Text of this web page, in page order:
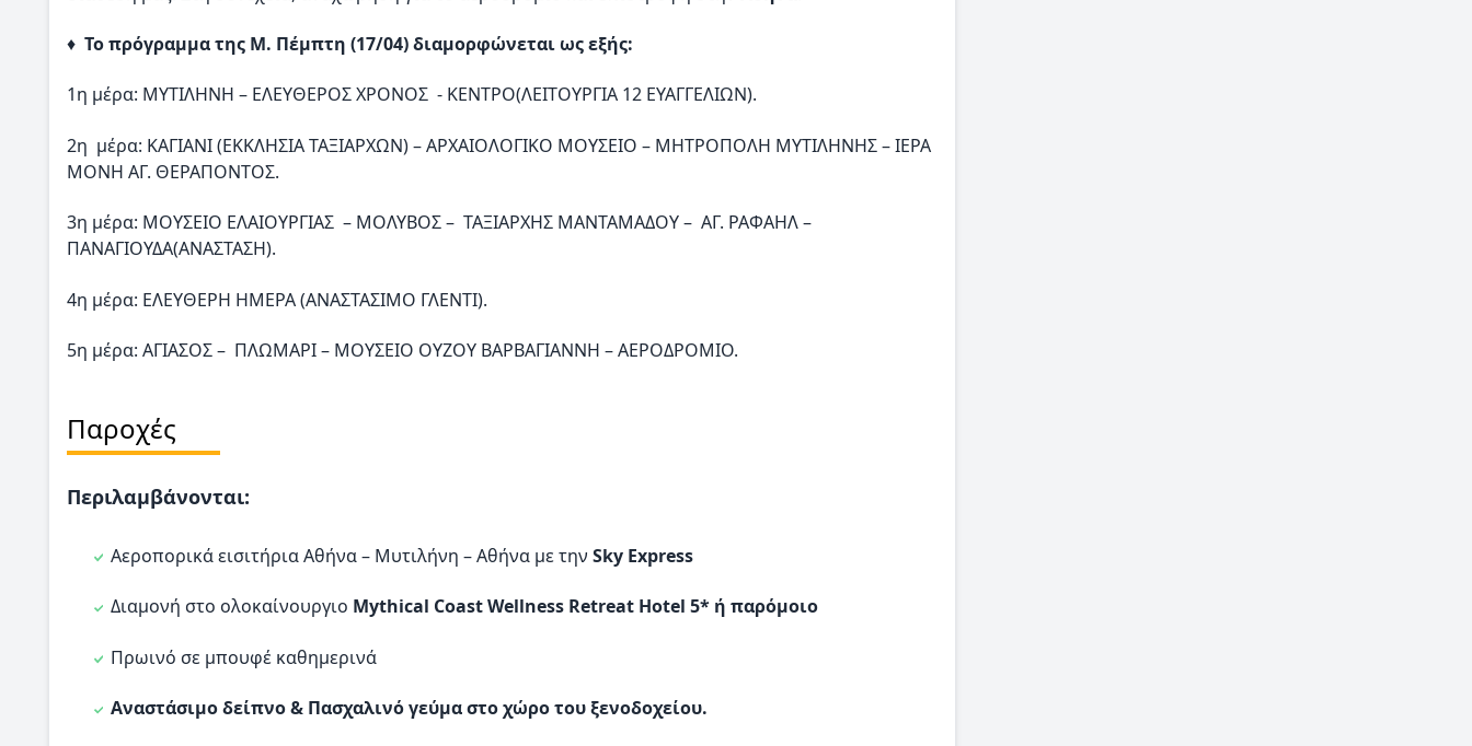
♦ Το πρόγραμμα της Μ. Πέμπτη (17/04) διαμορφώνεται ως εξής:
1η μέρα: ΜΥΤΙΛΗΝΗ – ΕΛΕΥΘΕΡΟΣ ΧΡΟΝΟΣ - ΚΕΝΤΡΟ(ΛΕΙΤΟΥΡΓΙΑ 12 ΕΥΑΓΓΕΛΙΩΝ).
2η μέρα: ΚΑΓΙΑΝΙ (ΕΚΚΛΗΣΙΑ ΤΑΞΙΑΡΧΩΝ) – ΑΡΧΑΙΟΛΟΓΙΚΟ ΜΟΥΣΕΙΟ – ΜΗΤΡΟΠΟΛΗ ΜΥΤΙΛΗΝΗΣ – ΙΕΡΑ
ΜΟΝΗ ΑΓ. ΘΕΡΑΠΟΝΤΟΣ.
3η μέρα: ΜΟΥΣΕΙΟ ΕΛΑΙΟΥΡΓΙΑΣ – ΜΟΛΥΒΟΣ – ΤΑΞΙΑΡΧΗΣ ΜΑΝΤΑΜΑΔΟΥ – ΑΓ. ΡΑΦΑΗΛ –
ΠΑΝΑΓΙΟΥΔΑ(ΑΝΑΣΤΑΣΗ).
4η μέρα: ΕΛΕΥΘΕΡΗ ΗΜΕΡΑ (ΑΝΑΣΤΑΣΙΜΟ ΓΛΕΝΤΙ).
5η μέρα: ΑΓΙΑΣΟΣ – ΠΛΩΜΑΡΙ – ΜΟΥΣΕΙΟ ΟΥΖΟΥ ΒΑΡΒΑΓΙΑΝΝΗ – ΑΕΡΟΔΡΟΜΙΟ.
Παροχές
Περιλαμβάνονται:
Αεροπορικά εισιτήρια Αθήνα – Μυτιλήνη – Αθήνα με την Sky Express
Διαμονή στο ολοκαίνουργιο Mythical Coast Wellness Retreat Hotel 5* ή παρόμοιο
Πρωινό σε μπουφέ καθημερινά
Αναστάσιμο δείπνο & Πασχαλινό γεύμα στο χώρο του ξενοδοχείου.